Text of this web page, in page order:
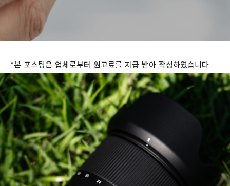
*본 포스팅은 업체로부터 원고료를 지급 받아 작성하였습니다